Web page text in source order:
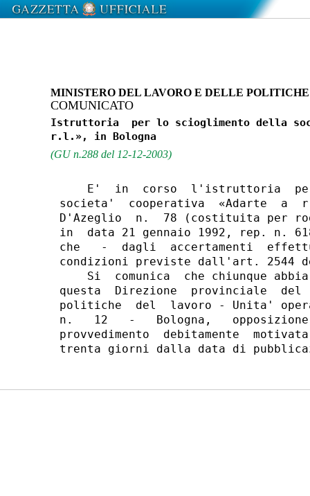
MINISTERO DEL LAVORO E DELLE
COMUNICATO
Istruttoria  per lo scioglimento della
r.l.», in Bologna
(GU n.288 del 12-12-2003)
E'  in  corso  l'istruttoria
societa'  cooperativa  «Adarte  a
D'Azeglio  n.  78 (costituita per
in  data 21 gennaio 1992, rep. n.
che   -  dagli  accertamenti
condizioni previste dall'art. 2544
Si  comunica  che chiunque
questa  Direzione  provinciale
politiche  del  lavoro - Unita'
n.   12   -   Bologna,
provvedimento  debitamente